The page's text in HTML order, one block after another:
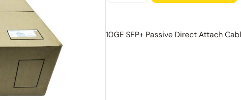
10GE SFP+ Passive Direct Attach